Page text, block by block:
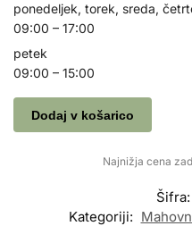
ponedeljek, torek, sreda,
09:00 – 17:00
petek
09:00 – 15:00
Dodaj v košarico
Najnižja cena
Šifra:
Kategoriji: